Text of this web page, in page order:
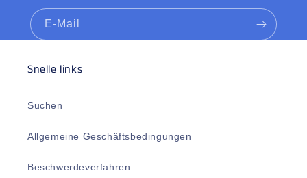
E-Mail
Snelle links
Suchen
Allgemeine Geschäftsbedingungen
Beschwerdeverfahren